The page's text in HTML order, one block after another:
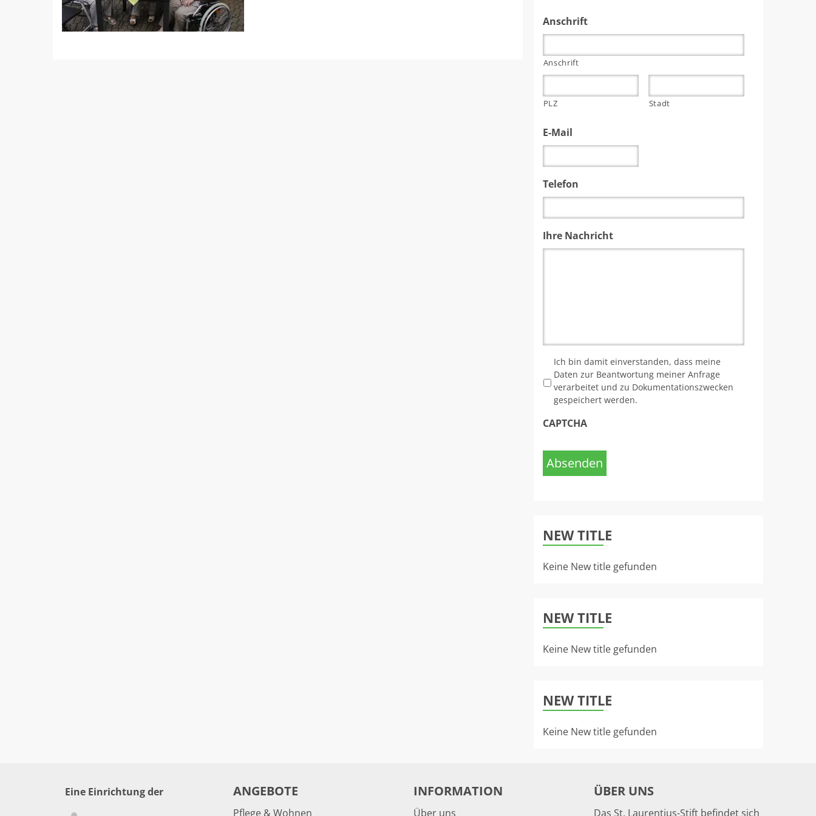
Anschrift
Anschrift
PLZ Stadt
E-Mail
Telefon
Ihre Nachricht
Ich bin damit einverstanden, dass meine
Daten zur Beantwortung meiner Anfrage
verarbeitet und zu Dokumentationszwecken
gespeichert werden.
CAPTCHA
Absenden
NEW TITLE
Keine New title gefunden
NEW TITLE
Keine New title gefunden
NEW TITLE
Keine New title gefunden
Eine Einrichtung der ANGEBOTE
Pflege & Wohnen
INFORMATION
Über uns
ÜBER UNS
Das St. Laurentius-Stift befindet sich